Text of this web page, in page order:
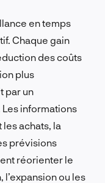
en temps
Chaque gain
des coûts
plus
par un
informations
achats, la
prévisions
réorienter le
ou les